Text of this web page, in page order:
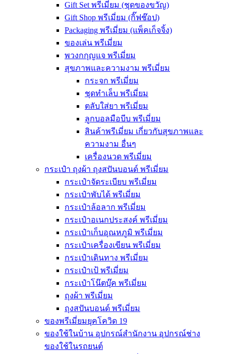
Gift Set พรีเมี่ยม (ชุดของขวัญ)
Gift Shop พรีเมี่ยม (กิ๊ฟช๊อป)
Packaging พรีเมี่ยม (แพ็คเก็จจิ้ง)
ของเล่น พรีเมี่ยม
พวงกกุญแจ พรีเมี่ยม
สุขภาพและความงาม พรีเมี่ยม
กระจก พรีเมี่ยม
ชุดทำเล็บ พรีเมี่ยม
ตลับใส่ยา พรีเมี่ยม
ลูกบอลมือบีบ พรีเมี่ยม
สินค้าพรีเมี่ยม เกี่ยวกับสุขภาพและ
ความงาม อื่นๆ
เครื่องนวด พรีเมี่ยม
กระเป๋า ถุงผ้า ถุงสปันบอนด์ พรีเมี่ยม
กระเป๋าจัดระเบียบ พรีเมี่ยม
กระเป๋าพับได้ พรีเมี่ยม
กระเป๋าล้อลาก พรีเมี่ยม
กระเป๋าอเนกประสงค์ พรีเมี่ยม
กระเป๋าเก็บอุณหภูมิ พรีเมี่ยม
กระเป๋าเครื่องเขียน พรีเมี่ยม
กระเป๋าเดินทาง พรีเมี่ยม
กระเป๋าเป้ พรีเมี่ยม
กระเป๋าโน๊ตบุ๊ค พรีเมี่ยม
ถุงผ้า พรีเมี่ยม
ถุงสปันบอนด์ พรีเมี่ยม
ของพรีเมี่ยมยุคโควิด 19
ของใช้ในบ้าน อุปกรณ์สำนักงาน อุปกรณ์ช่าง
ของใช้ในรถยนต์